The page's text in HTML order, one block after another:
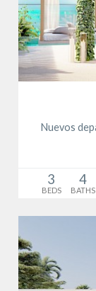
Nuevos
3
BEDS
4
BATHS